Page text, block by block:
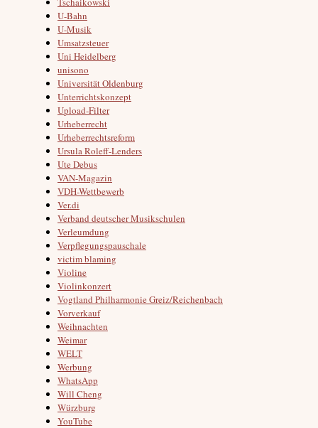
U-Bahn
U-Musik
Umsatzsteuer
Uni Heidelberg
unisono
Universität Oldenburg
Unterrichtskonzept
Upload-Filter
Urheberrecht
Urheberrechtsreform
Ursula Roleff-Lenders
Ute Debus
VAN-Magazin
VDH-Wettbewerb
Ver.di
Verband deutscher Musikschulen
Verleumdung
Verpflegungspauschale
victim blaming
Violine
Violinkonzert
Vogtland Philharmonie Greiz/Reichenbach
Vorverkauf
Weihnachten
Weimar
WELT
Werbung
WhatsApp
Will Cheng
Würzburg
YouTube